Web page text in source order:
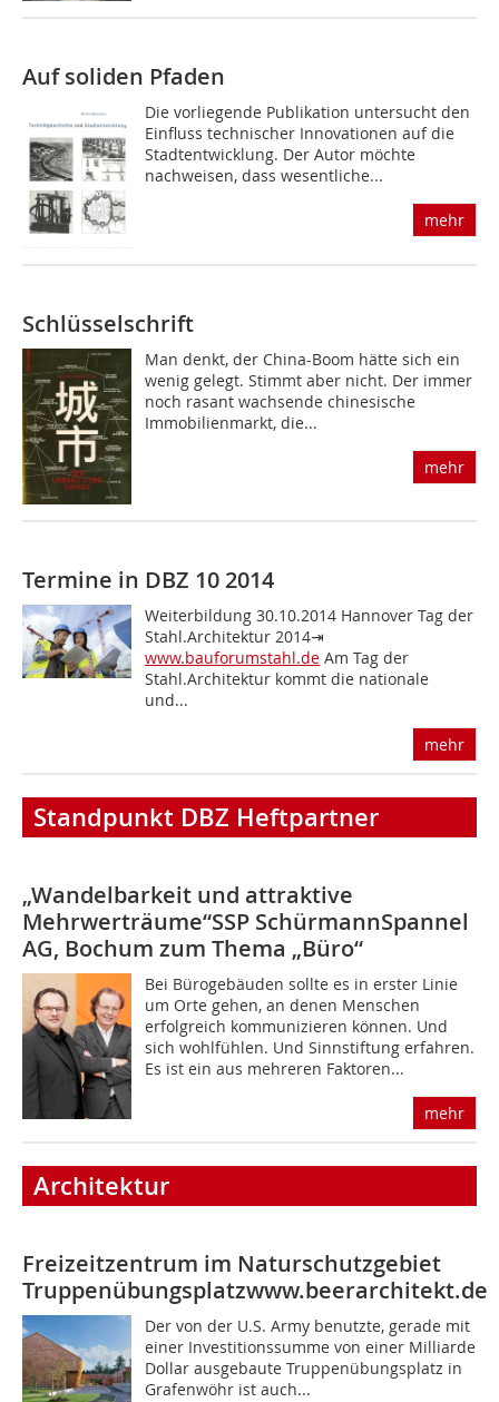
Auf soliden Pfaden
Die vorliegende Publikation untersucht den
Einfluss technischer Innovationen auf die
Stadtentwicklung. Der Autor möchte
nachweisen, dass wesentliche...
mehr
Schlüsselschrift
Man denkt, der China-Boom hätte sich ein
wenig gelegt. Stimmt aber nicht. Der immer
noch rasant wachsende chinesische
Immobilienmarkt, die...
mehr
Termine in DBZ 10 2014
Weiterbildung 30.10.2014 Hannover Tag der
Stahl.Architektur 2014⇥
www.bauforumstahl.de Am Tag der
Stahl.Architektur kommt die nationale
und...
mehr
Standpunkt DBZ Heftpartner
„Wandelbarkeit und attraktive
Mehrwerträume“SSP SchürmannSpannel
AG, Bochum zum Thema „Büro“
Bei Bürogebäuden sollte es in erster Linie
um Orte gehen, an denen Menschen
erfolgreich kommunizieren können. Und
sich wohlfühlen. Und Sinnstiftung erfahren.
Es ist ein aus mehreren Faktoren...
mehr
Architektur
Freizeitzentrum im Naturschutzgebiet
Truppenübungsplatzwww.beerarchitekt.de
Der von der U.S. Army benutzte, gerade mit
einer Investitionssumme von einer Milliarde
Dollar ausgebaute Truppenübungsplatz in
Grafenwöhr ist auch...